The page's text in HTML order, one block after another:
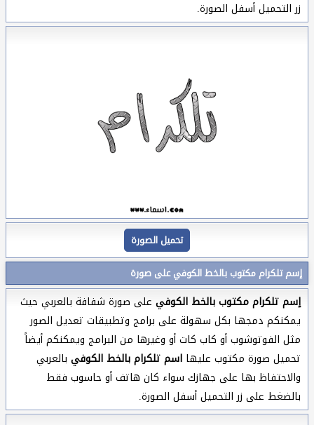
زر التحميل أسفل الصورة.
تحميل الصورة
إسم تلكرام مكتوب بالخط الكوفي على صورة
إسم تلكرام مكتوب بالخط الكوفي على صورة شفافة بالعربي حيث
يمكنكم دمجها بكل سهولة على برامج وتطبيقات تعديل الصور
مثل الفوتوشوب أو كاب كات أو وغيرها من البرامج ويمكنكم أيضاً
تحميل صورة مكتوب عليها اسم تلكرام بالخط الكوفي بالعربي
والاحتفاظ بها على جهازك سواء كان هاتف أو حاسوب فقط
بالضغط على زر التحميل أسفل الصورة.